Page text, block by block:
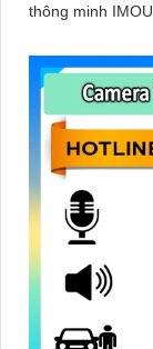
thông minh